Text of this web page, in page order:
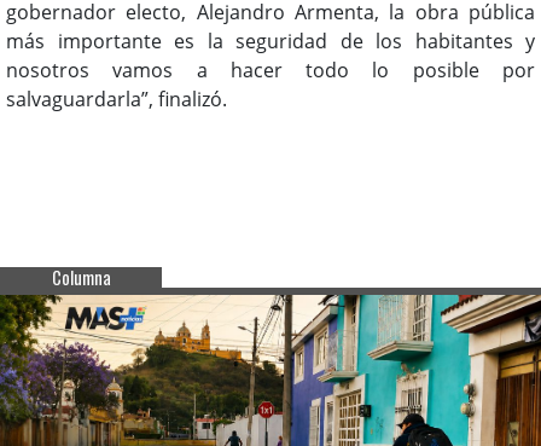
gobernador electo, Alejandro Armenta, la obra pública
más importante es la seguridad de los habitantes y
nosotros vamos a hacer todo lo posible por
salvaguardarla”, finalizó.
Columna